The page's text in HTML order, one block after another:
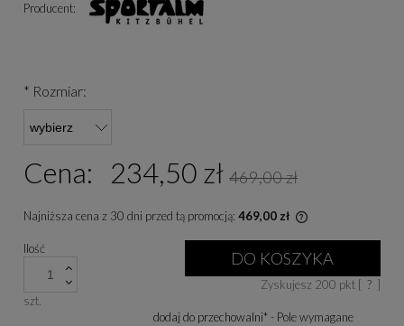
Producent:
* Rozmiar:
Cena: 234,50 zł 469,00 zł
Najniższa cena z 30 dni przed tą promocją: 469,00 zł
niż 30 dni,
cena od
się w sprzedaży.
Ilość
szt.
DO KOSZYKA
Zyskujesz 200 pkt [ ? ]
dodaj do przechowalni* - Pole wymagane